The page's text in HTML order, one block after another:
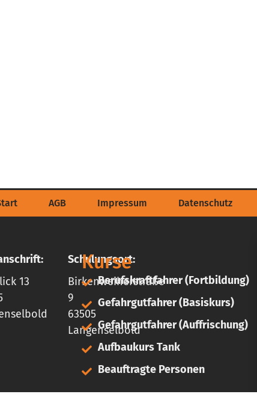
AGB Impressum Datenschutz
13
Schulungsort:
Birkenweiherstraße
9
63505
Langenselbold
Kurse
Berufskraftfahrer (Fortbildung)
Gefahrgutfahrer (Basiskurs)
Gefahrgutfahrer (Auffrischung)
Aufbaukurs Tank
Beauftragte Personen